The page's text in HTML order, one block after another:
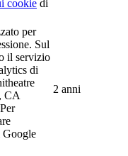
cookie di
per
Sul
il servizio
di
CA
Google
2 anni